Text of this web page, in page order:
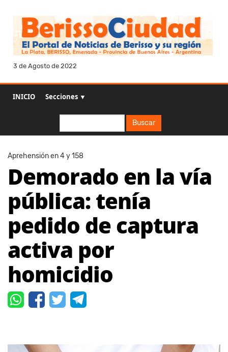
3 de Agosto de 2022
INICIO Secciones ▼
Buscar
Aprehensión en 4 y 158
Demorado en la vía
pública: tenía
pedido de captura
activa por
homicidio